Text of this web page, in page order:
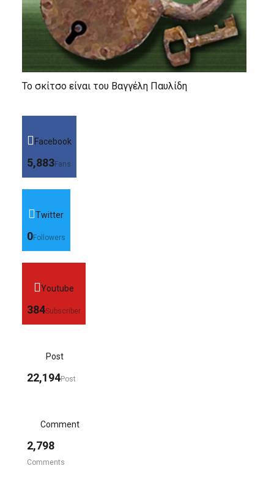
Το σκίτσο είναι του Βαγγέλη Παυλίδη
Facebook
5,883Fans
Twitter
0Followers
Youtube
384Subscriber
Post
22,194Post
Comment
2,798
Comments